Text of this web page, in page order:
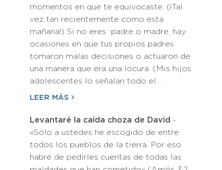
momentos en que te equivocaste. (¡Tal
vez tan recientemente como esta
mañana!) Si no eres padre o madre, hay
ocasiones en que tus propios padres
tomaron malas decisiones o actuaron de
una manera que era una locura. (Mis hijos
adolescentes lo señalan todo el…
LEER MÁS
Levantaré la caída choza de David -
«Sólo a ustedes he escogido de entre
todos los pueblos de la tierra. Por eso
habré de pedirles cuentas de todas las